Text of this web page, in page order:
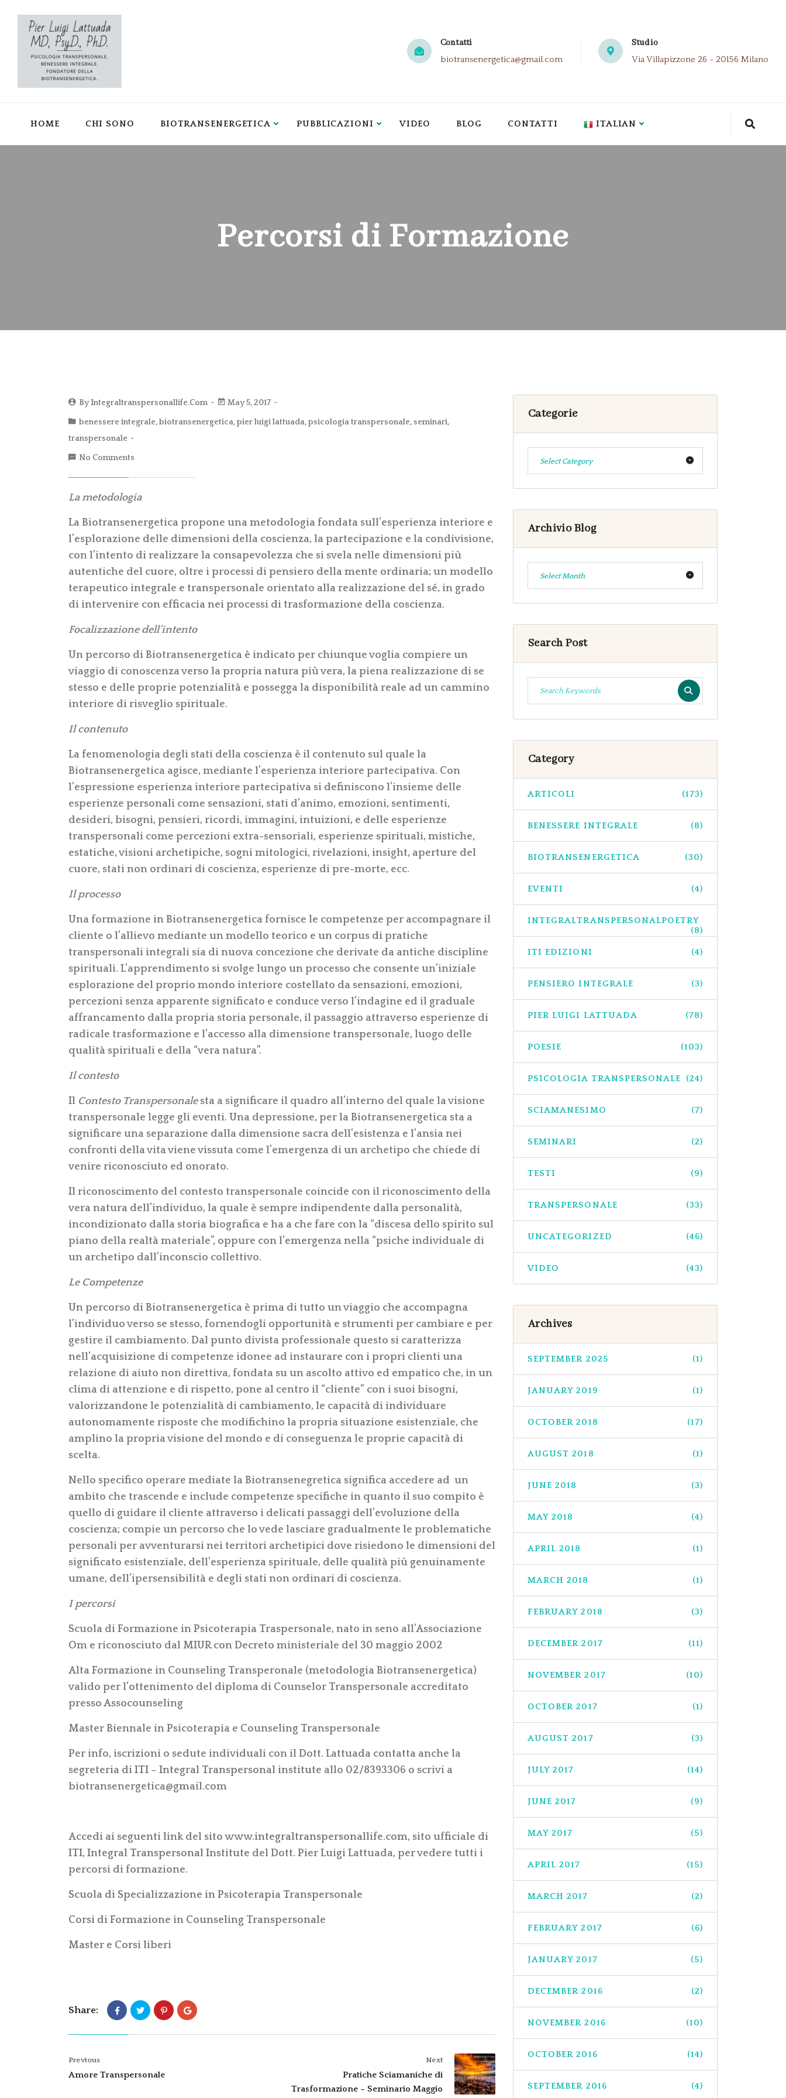
Contatti
biotransenergetica@gmail.com
Studio
Via Villapizzone 26 - 20156 Milano
HOME CHI SONO BIOTRANSENERGETICA PUBBLICAZIONI VIDEO BLOG CONTATTI ITALIAN
Percorsi di Formazione
ByIntegraltranspersonallife.com May 5, 2017
benessere integrale,biotransenergetica,pier luigi lattuada,psicologia transpersonale, seminari,
transpersonale
No Comments
La metodologia
La Biotransenergetica propone una metodologia fondata sull’esperienza interiore e
l’esplorazione delle dimensioni della coscienza, la partecipazione e la condivisione,
con l’intento di realizzare la consapevolezza che si svela nelle dimensioni più
autentiche del cuore, oltre i processi di pensiero della mente ordinaria; un modello
terapeutico integrale e transpersonale orientato alla realizzazione del sé, in grado
di intervenire con efficacia nei processi di trasformazione della coscienza.
Focalizzazione dell’intento
Un percorso di Biotransenergetica è indicato per chiunque voglia compiere un
viaggio di conoscenza verso la propria natura più vera, la piena realizzazione di se
stesso e delle proprie potenzialità e possegga la disponibilità reale ad un cammino
interiore di risveglio spirituale.
Il contenuto
La fenomenologia degli stati della coscienza è il contenuto sul quale la
Biotransenergetica agisce, mediante l’esperienza interiore partecipativa. Con
l’espressione esperienza interiore partecipativa si definiscono l’insieme delle
esperienze personali come sensazioni, stati d’animo, emozioni, sentimenti,
desideri, bisogni, pensieri, ricordi, immagini, intuizioni, e delle esperienze
transpersonali come percezioni extra-sensoriali, esperienze spirituali, mistiche,
estatiche, visioni archetipiche, sogni mitologici, rivelazioni, insight, aperture del
cuore, stati non ordinari di coscienza, esperienze di pre-morte, ecc.
Il processo
Una formazione in Biotransenergetica fornisce le competenze per accompagnare il
cliente o l’allievo mediante un modello teorico e un corpus di pratiche
transpersonali integrali sia di nuova concezione che derivate da antiche discipline
spirituali. L’apprendimento si svolge lungo un processo che consente un’iniziale
esplorazione del proprio mondo interiore costellato da sensazioni, emozioni,
percezioni senza apparente significato e conduce verso l’indagine ed il graduale
affrancamento dalla propria storia personale, il passaggio attraverso esperienze di
radicale trasformazione e l’accesso alla dimensione transpersonale, luogo delle
qualità spirituali e della “vera natura”.
Il contesto
Il Contesto Transpersonale sta a significare il quadro all’interno del quale la visione
transpersonale legge gli eventi. Una depressione, per la Biotransenergetica sta a
significare una separazione dalla dimensione sacra dell’esistenza e l’ansia nei
confronti della vita viene vissuta come l’emergenza di un archetipo che chiede di
venire riconosciuto ed onorato.
Il riconoscimento del contesto transpersonale coincide con il riconoscimento della
vera natura dell’individuo, la quale è sempre indipendente dalla personalità,
incondizionato dalla storia biografica e ha a che fare con la “discesa dello spirito sul
piano della realtà materiale”, oppure con l’emergenza nella “psiche individuale di
un archetipo dall’inconscio collettivo.
Le Competenze
Un percorso di Biotransenergetica è prima di tutto un viaggio che accompagna
l’individuo verso se stesso, fornendogli opportunità e strumenti per cambiare e per
gestire il cambiamento. Dal punto divista professionale questo si caratterizza
nell’acquisizione di competenze idonee ad instaurare con i propri clienti una
relazione di aiuto non direttiva, fondata su un ascolto attivo ed empatico che, in un
clima di attenzione e di rispetto, pone al centro il “cliente” con i suoi bisogni,
valorizzandone le potenzialità di cambiamento, le capacità di individuare
autonomamente risposte che modifichino la propria situazione esistenziale, che
amplino la propria visione del mondo e di conseguenza le proprie capacità di
scelta.
Nello specifico operare mediate la Biotransenegretica significa accedere ad un
ambito che trascende e include competenze specifiche in quanto il suo compito è
quello di guidare il cliente attraverso i delicati passaggi dell’evoluzione della
coscienza; compie un percorso che lo vede lasciare gradualmente le problematiche
personali per avventurarsi nei territori archetipici dove risiedono le dimensioni del
significato esistenziale, dell’esperienza spirituale, delle qualità più genuinamente
umane, dell’ipersensibilità e degli stati non ordinari di coscienza.
I percorsi
Scuola di Formazione in Psicoterapia Traspersonale, nato in seno all’Associazione
Om e riconosciuto dal MIUR con Decreto ministeriale del 30 maggio 2002
Alta Formazione in Counseling Transperonale (metodologia Biotransenergetica)
valido per l’ottenimento del diploma di Counselor Transpersonale accreditato
presso Assocounseling
Master Biennale in Psicoterapia e Counseling Transpersonale
Per info, iscrizioni o sedute individuali con il Dott. Lattuada contatta anche la
segreteria di ITI – Integral Transpersonal institute allo 02/8393306 o scrivi a
biotransenergetica@gmail.com
Accedi ai seguenti link del sito www.integraltranspersonallife.com, sito ufficiale di
ITI, Integral Transpersonal Institute del Dott. Pier Luigi Lattuada, per vedere tutti i
percorsi di formazione.
Scuola di Specializzazione in Psicoterapia Transpersonale
Corsi di Formazione in Counseling Transpersonale
Master e Corsi liberi
Share:
Previous
Amore Transpersonale
Next
Pratiche Sciamaniche di
Trasformazione – Seminario Maggio
Categorie
Select Category
Archivio Blog
Select Month
Search Post
Category
ARTICOLI (173)
BENESSERE INTEGRALE (8)
BIOTRANSENERGETICA (30)
EVENTI (4)
INTEGRALTRANSPERSONALPOETRY
(8)
ITI EDIZIONI (4)
PENSIERO INTEGRALE (3)
PIER LUIGI LATTUADA (78)
POESIE (103)
PSICOLOGIA TRANSPERSONALE (24)
SCIAMANESIMO (7)
SEMINARI (2)
TESTI (9)
TRANSPERSONALE (33)
UNCATEGORIZED (46)
VIDEO (43)
Archives
SEPTEMBER 2025 (1)
JANUARY 2019 (1)
OCTOBER 2018 (17)
AUGUST 2018 (1)
JUNE 2018 (3)
MAY 2018 (4)
APRIL 2018 (1)
MARCH 2018 (1)
FEBRUARY 2018 (3)
DECEMBER 2017 (11)
NOVEMBER 2017 (10)
OCTOBER 2017 (1)
AUGUST 2017 (3)
JULY 2017 (14)
JUNE 2017 (9)
MAY 2017 (5)
APRIL 2017 (15)
MARCH 2017 (2)
FEBRUARY 2017 (6)
JANUARY 2017 (5)
DECEMBER 2016 (2)
NOVEMBER 2016 (10)
OCTOBER 2016 (14)
SEPTEMBER 2016 (4)